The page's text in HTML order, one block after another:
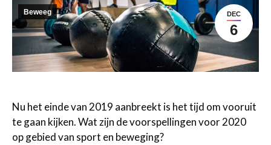
DEC
6
Beweeg
Nu het einde van 2019 aanbreekt is het tijd om vooruit
te gaan kijken. Wat zijn de voorspellingen voor 2020
op gebied van sport en beweging?